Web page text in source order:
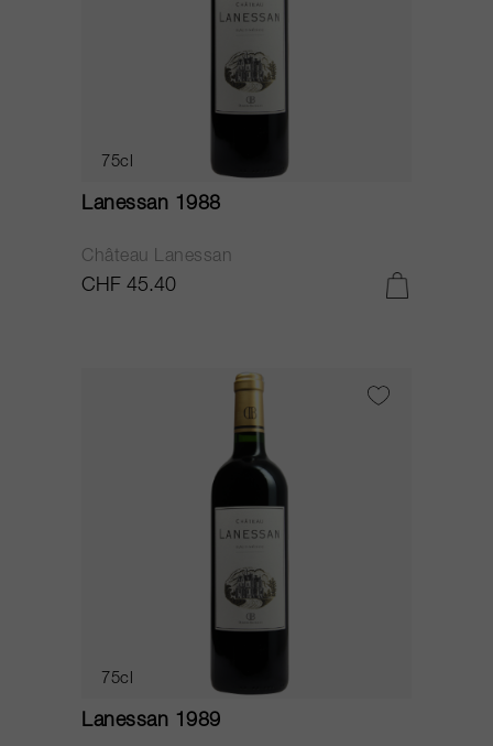
75cl
Lanessan 1988
Château Lanessan
CHF 45.40
75cl
Lanessan 1989